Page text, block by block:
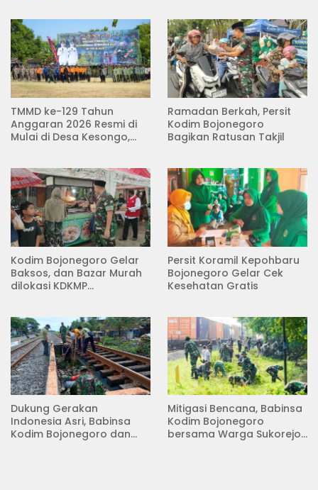
TMMD ke-129 Tahun
Anggaran 2026 Resmi di
Mulai di Desa Kesongo,
Ramadan Berkah, Persit
Kodim Bojonegoro
Bagikan Ratusan Takjil
Kodim Bojonegoro Gelar
Baksos, dan Bazar Murah
dilokasi KDKMP
Persit Koramil Kepohbaru
Bojonegoro Gelar Cek
Kesehatan Gratis
Dukung Gerakan
Indonesia Asri, Babinsa
Kodim Bojonegoro dan
Mitigasi Bencana, Babinsa
Kodim Bojonegoro
bersama Warga Sukorejo